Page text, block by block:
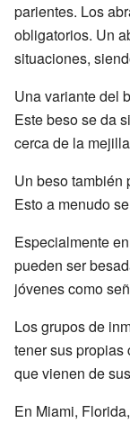
parientes. Los
obligatorios. Un
situaciones,
Una variante del
Este beso se da
cerca de la
Un beso también
Esto a menudo
Especialmente
pueden ser
jóvenes como
Los grupos de
tener sus propias
que vienen de
En Miami,